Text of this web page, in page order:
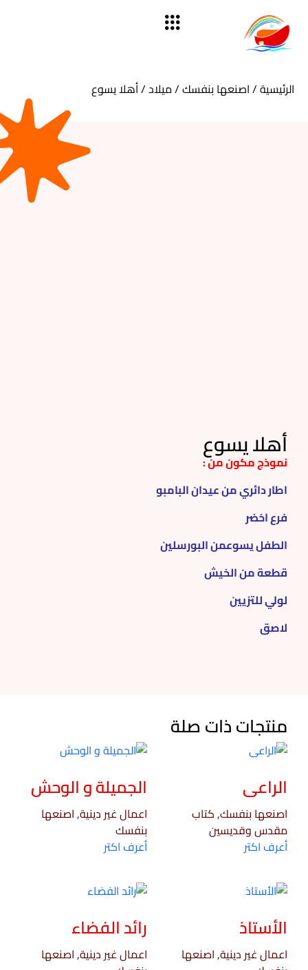
الرئيسية/اصنعها بنفسك/ميلاد/ أهلا يسوع
أهلا يسوع
نموذج مكون من :
اطار دائري من عيدان البامبو
فرع اخضر
الطفل يسوعمن البورسلين
قطعة من الخيش
لولي للتزيين
لاصق
منتجات ذات صلة
الراعى
اصنعها بنفسك, كتاب
مقدس وقديسين
أعرف اكتر
الجميلة و الوحش
اعمال غير دينية, اصنعها
بنفسك
أعرف اكتر
الأستاذ
اعمال غير دينية, اصنعها
رائد الفضاء
اعمال غير دينية, اصنعها